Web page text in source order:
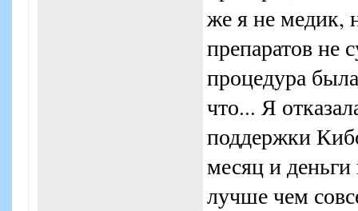
же я не медик,
препаратов не
процедура
что... Я
поддержки
месяц и
лучше чем